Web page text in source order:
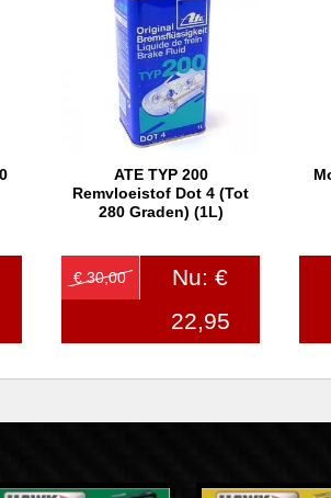
In winkelwagen
ATE TYP 200
Remvloeistof Dot 4 (tot
280 Graden) (1L)
€ 30,00
Nu: €
22,95